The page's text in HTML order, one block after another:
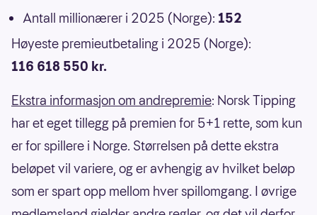
Antall millionærer i 2025 (Norge): 152
Høyeste premieutbetaling i 2025 (Norge):
116 618 550 kr.
Ekstra informasjon om andrepremie: Norsk Tipping
har et eget tillegg på premien for 5+1 rette, som kun
er for spillere i Norge. Størrelsen på dette ekstra
beløpet vil variere, og er avhengig av hvilket beløp
som er spart opp mellom hver spillomgang. I øvrige